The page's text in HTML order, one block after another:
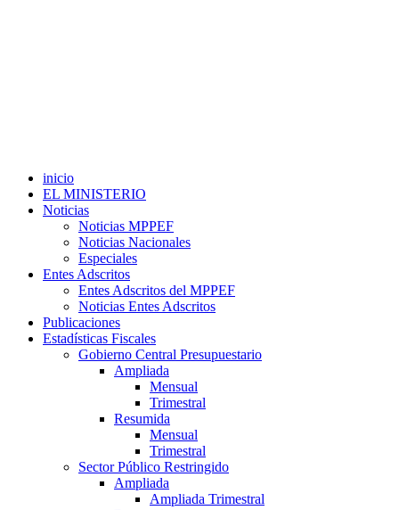
inicio
EL MINISTERIO
Noticias
Noticias MPPEF
Noticias Nacionales
Especiales
Entes Adscritos
Entes Adscritos del MPPEF
Noticias Entes Adscritos
Publicaciones
Estadísticas Fiscales
Gobierno Central Presupuestario
Ampliada
Mensual
Trimestral
Resumida
Mensual
Trimestral
Sector Público Restringido
Ampliada
Ampliada Trimestral